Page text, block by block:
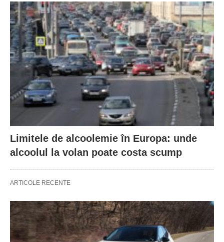
Limitele de alcoolemie în Europa: unde
alcoolul la volan poate costa scump
ARTICOLE RECENTE